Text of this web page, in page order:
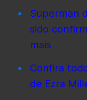
Superman
sido
mais
Confira
de Ezra